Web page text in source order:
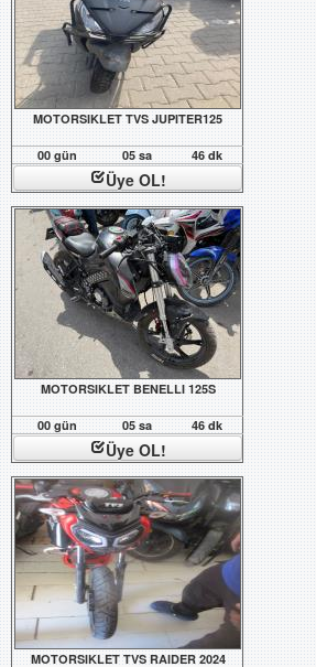
MOTORSIKLET TVS JUPITER125
00 gün 05 sa 46 dk
Üye OL!
MOTORSIKLET BENELLI 125S
00 gün 05 sa 46 dk
Üye OL!
MOTORSIKLET TVS RAIDER 2024